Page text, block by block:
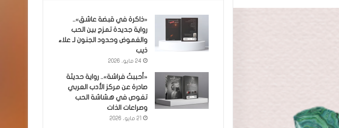
«ذاكرة في قبضة عاشق»..
رواية جديدة تمزج بين الحب
والغموض وحدود الجنون لـ علاء
ذيب
24 مايو، 2026
«أحببتُ فراشة».. رواية حديثة
صادرة عن مركز الأدب العربي
تغوص في هشاشة الحب
وصراعات الذات
21 مايو، 2026